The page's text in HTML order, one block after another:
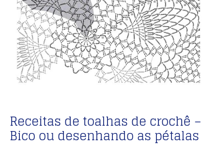
Receitas de toalhas de crochê –
Bico ou desenhando as pétalas